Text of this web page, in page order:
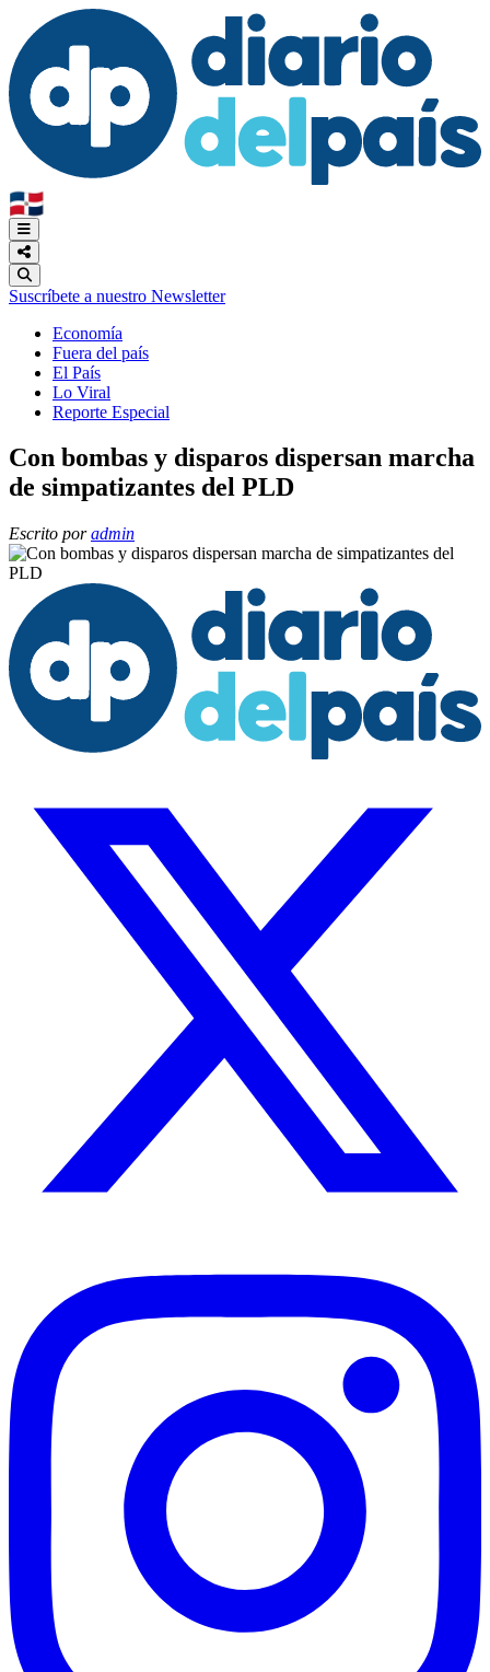
🇩🇴
Suscríbete a nuestro Newsletter
Economía
Fuera del país
El País
Lo Viral
Reporte Especial
Con bombas y disparos dispersan marcha
de simpatizantes del PLD
Escrito poradmin